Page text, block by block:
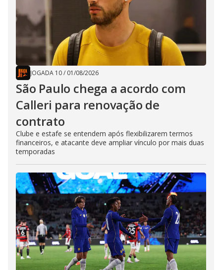
JOGADA 10/ 01/08/2026
São Paulo chega a acordo com
Calleri para renovação de
contrato
Clube e estafe se entendem após flexibilizarem termos
financeiros, e atacante deve ampliar vínculo por mais duas
temporadas